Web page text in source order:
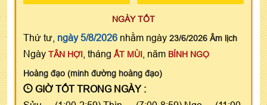
NGÀY TỐT
Thứ tư, ngày 5/8/2026 nhằm ngày 23/6/2026 Âm lịch
Ngày TÂN HỢI , tháng ẤT MÙI , năm BÍNH NGỌ
Hoàng đạo (minh đường hoàng đạo)
GIỜ TỐT TRONG NGÀY :